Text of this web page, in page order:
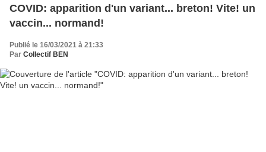
COVID: apparition d'un variant... breton! Vite! un
vaccin... normand!
Publié le 16/03/2021 à 21:33
Par Collectif BEN